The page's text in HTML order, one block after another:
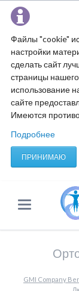
Файлы "cookie"
настройки
сделать сайт
страницы
использование
сайте
Имеются
Подробнее
ПРИНИМАЮ
GMI Company